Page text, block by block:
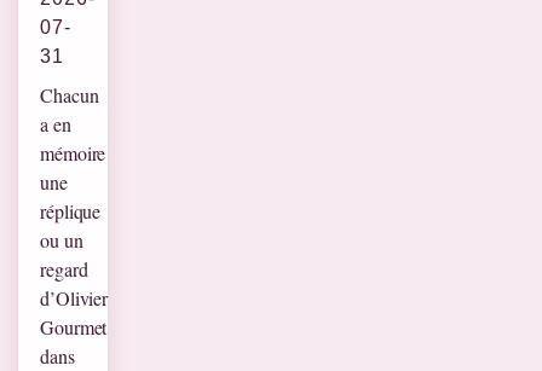
07-
31
Chacun
a en
mémoire
une
réplique
ou un
regard
d’Olivier
Gourmet
dans